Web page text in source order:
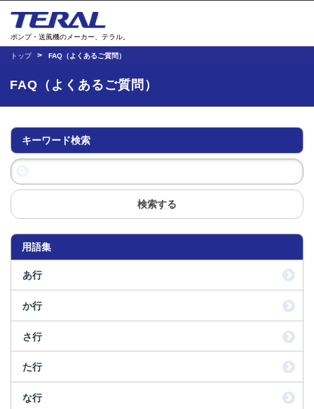
ポンプ・送風機のメーカー、テラル。
トップ FAQ（よくあるご質問）
FAQ（よくあるご質問）
キーワード検索
検索する
用語集
あ行
か行
さ行
た行
な行